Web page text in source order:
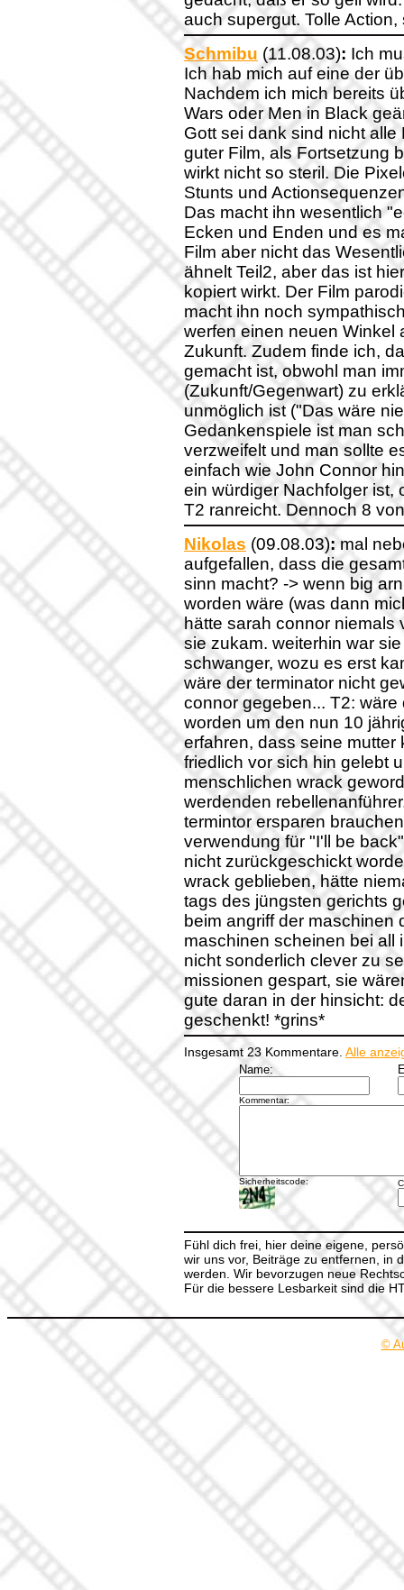
auch supergut. Tolle
Schmibu (11.08.03): Ich
Ich hab mich auf eine der
Nachdem ich mich bereits
Wars oder Men in Black
Gott sei dank sind nicht
guter Film, als Fortsetzung
wirkt nicht so steril. Die
Stunts und
Das macht ihn wesentlich
Ecken und Enden und es
Film aber nicht das
ähnelt Teil2, aber das ist
kopiert wirkt. Der Film
macht ihn noch
werfen einen neuen Winkel
Zukunft. Zudem finde ich,
gemacht ist, obwohl man
(Zukunft/Gegenwart) zu
unmöglich ist ("Das wäre
Gedankenspiele ist man
verzweifelt und man sollte
einfach wie John Connor
ein würdiger Nachfolger ist,
T2 ranreicht. Dennoch 8
Nikolas (09.08.03): mal
aufgefallen, dass die
sinn macht? -> wenn big
worden wäre (was dann
hätte sarah connor niemals
sie zukam. weiterhin war
schwanger, wozu es erst
wäre der terminator nicht
connor gegeben... T2:
worden um den nun 10
erfahren, dass seine mutter
friedlich vor sich hin gelebt
menschlichen wrack
werdenden
termintor ersparen
verwendung für "I'll be
nicht zurückgeschickt
wrack geblieben, hätte
tags des jüngsten gerichts
beim angriff der maschinen
maschinen scheinen bei all
nicht sonderlich clever zu
missionen gespart, sie
gute daran in der hinsicht:
geschenkt! *grins*
Insgesamt 23 Kommentare. Alle
Name:
Kommentar:
Sicherheitscode:
Fühl dich frei, hier deine eigene,
wir uns vor, Beiträge zu entfernen, in
werden. Wir bevorzugen neue
Für die bessere Lesbarkeit sind die
©